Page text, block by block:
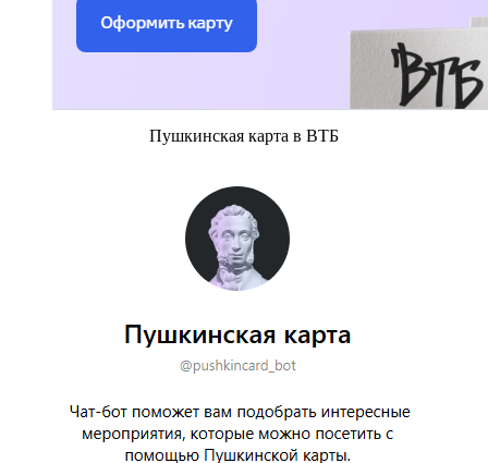
Пушкинская карта в ВТБ